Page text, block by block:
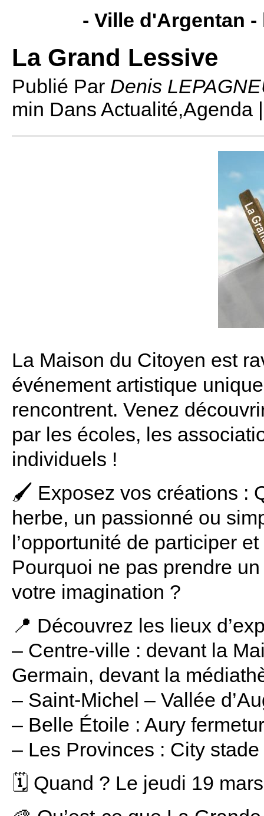
- Ville d'Argentan -
La Grand Lessive
Publié Par Denis
min Dans Actualité,Agenda
La Maison du Citoyen est
événement artistique
rencontrent. Venez
par les écoles, les
individuels !
🖌️ Exposez vos créations :
herbe, un passionné ou
l’opportunité de participer
Pourquoi ne pas prendre
votre imagination ?
📍 Découvrez les lieux
– Centre-ville : devant la
Germain, devant la
– Saint-Michel – Vallée
– Belle Étoile : Aury
– Les Provinces : City stade
🗓️ Quand ? Le jeudi 19